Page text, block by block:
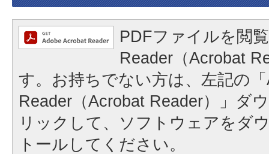
PDFファイルを閲
Reader（Acrobat
す。お持ちでない方は、左記の
Reader（Acrobat Reader）」ダ
リックして、ソフトウェアをダ
トールしてください。